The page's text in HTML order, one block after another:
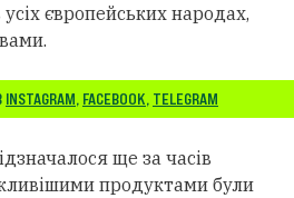
європейських народах,
INSTAGRAM, FACEBOOK, TELEGRAM
ще за часів
продуктами були